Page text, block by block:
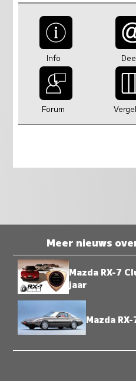
Info
Forum
Meer nieuws
Mazda RX-7
jaar
Mazda